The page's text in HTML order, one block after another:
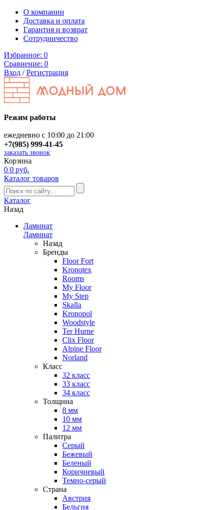
О компании
Доставка и оплата
Гарантия и возврат
Сотрудничество
Избранное: 0
Сравнение: 0
Вход /Регистрация
Режим работы
ежедневно с 10:00 до 21:00
+7(985) 999-41-45
заказать звонок
Корзина
0 0 руб.
Каталог товаров
Каталог
Назад
Ламинат
Ламинат
Назад
Бренды
Floor Fort
Kronotex
Rooms
My Floor
My Step
Skalla
Kronopol
Woodstyle
Ter Hurne
Clix Floor
Alpine Floor
Norland
Класс
32 класс
33 класс
34 класс
Толщина
8 мм
10 мм
12 мм
Палитра
Серый
Бежевый
Беленый
Коричневый
Темно-серый
Страна
Австрия
Бельгия